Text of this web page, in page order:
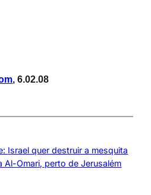
, 6.02.08
Israel quer destruir a mesquita
Al-Omari, perto de Jerusalém